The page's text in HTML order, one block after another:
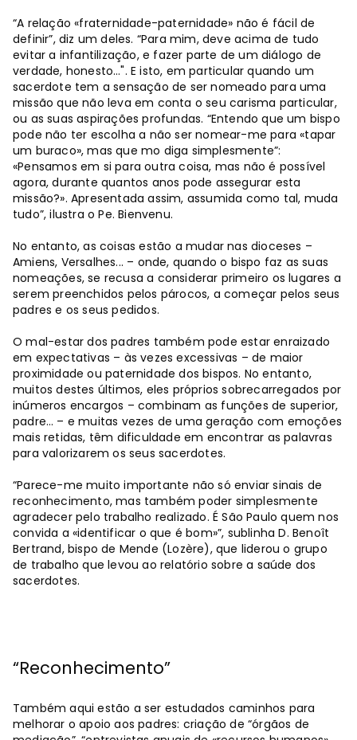
“A relação «fraternidade-paternidade» não é fácil de
definir”, diz um deles. “Para mim, deve acima de tudo
evitar a infantilização, e fazer parte de um diálogo de
verdade, honesto…". E isto, em particular quando um
sacerdote tem a sensação de ser nomeado para uma
missão que não leva em conta o seu carisma particular,
ou as suas aspirações profundas. “Entendo que um bispo
pode não ter escolha a não ser nomear-me para «tapar
um buraco», mas que mo diga simplesmente”:
«Pensamos em si para outra coisa, mas não é possível
agora, durante quantos anos pode assegurar esta
missão?». Apresentada assim, assumida como tal, muda
tudo”, ilustra o Pe. Bienvenu.
No entanto, as coisas estão a mudar nas dioceses –
Amiens, Versalhes... – onde, quando o bispo faz as suas
nomeações, se recusa a considerar primeiro os lugares a
serem preenchidos pelos párocos, a começar pelos seus
padres e os seus pedidos.
O mal-estar dos padres também pode estar enraizado
em expectativas – às vezes excessivas – de maior
proximidade ou paternidade dos bispos. No entanto,
muitos destes últimos, eles próprios sobrecarregados por
inúmeros encargos – combinam as funções de superior,
padre… – e muitas vezes de uma geração com emoções
mais retidas, têm dificuldade em encontrar as palavras
para valorizarem os seus sacerdotes.
“Parece-me muito importante não só enviar sinais de
reconhecimento, mas também poder simplesmente
agradecer pelo trabalho realizado. É São Paulo quem nos
convida a «identificar o que é bom»”, sublinha D. Benoît
Bertrand, bispo de Mende (Lozère), que liderou o grupo
de trabalho que levou ao relatório sobre a saúde dos
sacerdotes.
“Reconhecimento”
Também aqui estão a ser estudados caminhos para
melhorar o apoio aos padres: criação de “órgãos de